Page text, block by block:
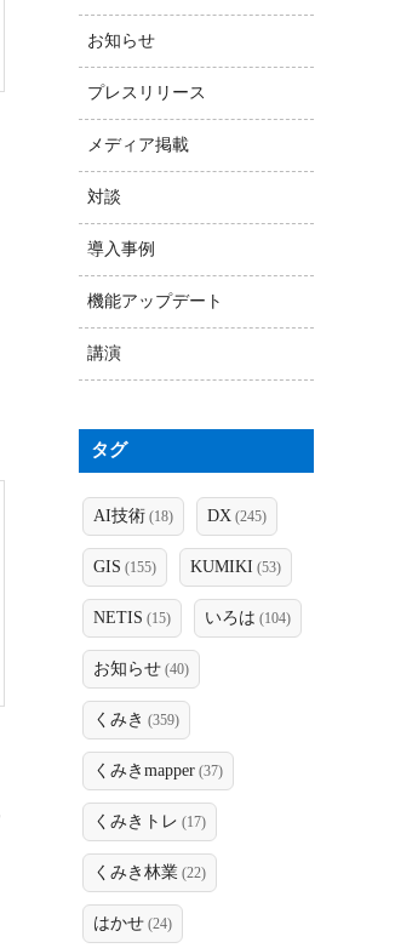
お知らせ
プレスリリース
メディア掲載
対談
導入事例
機能アップデート
講演
タグ
AI技術 (18) DX (245)
GIS (155) KUMIKI (53)
NETIS (15) いろは (104)
お知らせ (40)
くみき (359)
くみきmapper (37)
くみきトレ (17)
くみき林業 (22)
はかせ (24)